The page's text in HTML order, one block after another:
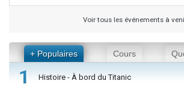
Voir tous les événements à
+ Populaires Cours
1 Histoire - À bord du Titanic